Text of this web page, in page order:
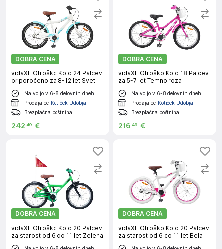
DOBRA CENA
vidaXL Otroško Kolo 24 Palcev
priporočeno za 8-12 let Sveta
modra
Na voljo v 6-8 delovnih dneh
Prodajalec Kotiček Udobja
Brezplačna poštnina
242 49 €
DOBRA CENA
vidaXL Otroško Kolo 18 Palcev
za 5-7 let Temno roza
Na voljo v 6-8 delovnih dneh
Prodajalec Kotiček Udobja
Brezplačna poštnina
216 49 €
DOBRA CENA
vidaXL Otroško Kolo 20 Palcev
za starost od 6 do 11 let Zelena
Na voljo v 6-8 delovnih dneh
DOBRA CENA
vidaXL Otroško Kolo 20 Palcev
za starost od 6 do 11 let Bela
Na voljo v 6-8 delovnih dneh